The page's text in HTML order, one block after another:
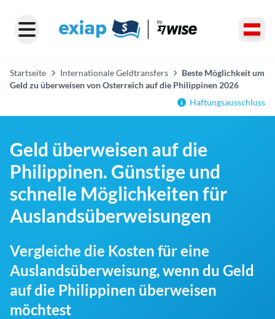
Startseite Internationale Geldtransfers
Beste Möglichkeit um
Geld zu überweisen von Osterreich auf die Philippinen 2026
Haftungsausschluss
Geld überweisen auf die
Philippinen. Günstige und
schnelle Möglichkeiten für
Auslandsüberweisungen
Vergleiche die Kosten für eine
Auslandsüberweisung, wenn du Geld
auf die Philippinen überweisen
möchtest